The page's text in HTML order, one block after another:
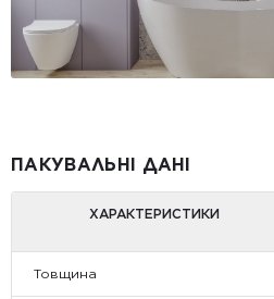
ПАКУВАЛЬНІ ДАНІ
ХАРАКТЕРИСТИКИ
Товщина